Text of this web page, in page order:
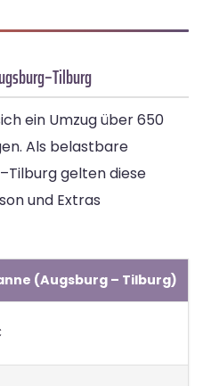
ein Umzug über 650
Als belastbare
gelten diese
und Extras
(Augsburg – Tilburg)